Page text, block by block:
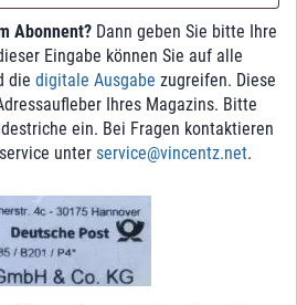
Abonnent? Dann geben Sie bitte Ihre
Eingabe können Sie auf alle
die digitale Ausgabe zugreifen. Diese
Ihres Magazins. Bitte
ein. Bei Fragen kontaktieren
unter service@vincentz.net.